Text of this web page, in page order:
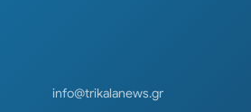
info@trikalanews.gr